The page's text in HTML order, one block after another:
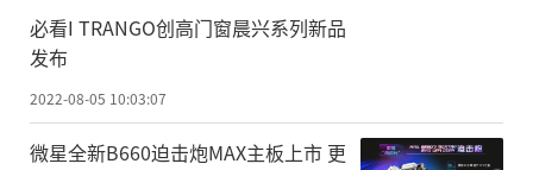
必看I TRANGO创高门窗晨兴系列新品
发布
2022-08-05 10:03:07
微星全新B660迫击炮MAX主板上市 更